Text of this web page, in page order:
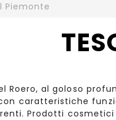
Piemonte
Roero, al goloso
caratteristiche
Prodotti